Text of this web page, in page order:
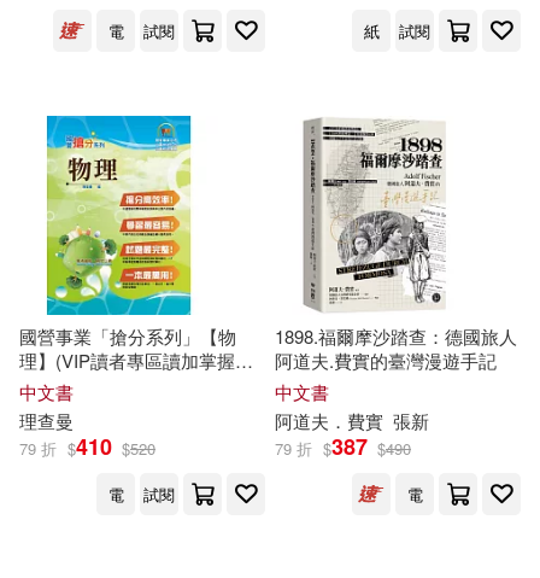
一爐香文化(31)
全國衛生專業技術資格考試研究專
家組(31)
李偉(31) 漢光教育基金會(31)
田村由美(31)
行政院研究發展考核委員會(31)
七緒たつみ(30)
乘風御劍(30) 今野敏(30)
企業管理出版社(387)
聯經出版公司(386)
千華數位文化(385)
重慶大學出版社(383)
上海譯文出版社(378)
電 試閱 紙 試閱
國營事業「搶分系列」【物
理】(VIP讀者專區讀加掌握最
多試題，精華濃縮名師重點整
理精析)(8版)
中文書
理查曼
79 折 $410 $520
電
試閱
1898.福爾摩沙踏查：德國旅人
阿道夫.費實的臺灣漫遊手記
中文書
阿道夫．費實 張新
79 折 $387 $490
電